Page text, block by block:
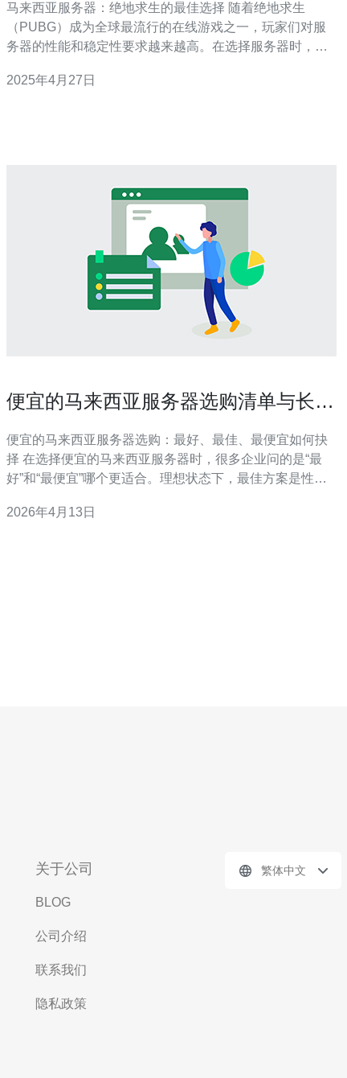
马来西亚服务器：绝地求生的最佳选择 随着绝地求生
（PUBG）成为全球最流行的在线游戏之一，玩家们对服
务器的性能和稳定性要求越来越高。在选择服务器时，马
几个优势： 地理位置优越：马来西亚位于东南亚，靠近许
2025年4月27日
便宜的马来西亚服务器选购清单与长期
便宜的马来西亚服务器选购：最好、最佳、最便宜如何抉
择 在选择便宜的马来西亚服务器时，很多企业问的是“最
好”和“最便宜”哪个更适合。理想状态下，最佳方案是性
考虑最便宜但仍满足业务SLA的方案。本文给出实用的选
2026年4月13日
关于公司
BLOG
公司介绍
联系我们
隐私政策
繁体中文